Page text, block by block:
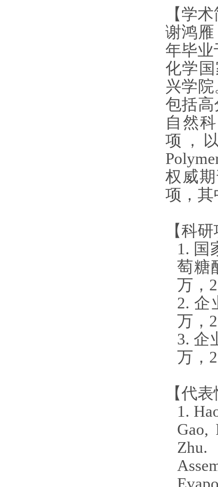
【学
谢鸿
年毕业
化学
兴学
包括
自然
项，
权威
项，其
【科
1. 国
萄糖
万，
2. 企
万，
3. 企
万，
【代
1.
Gao,
Zhu.